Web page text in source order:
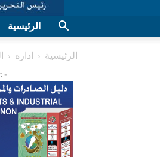
الرئيسية
الرئيسية اداره
- Advertisement -